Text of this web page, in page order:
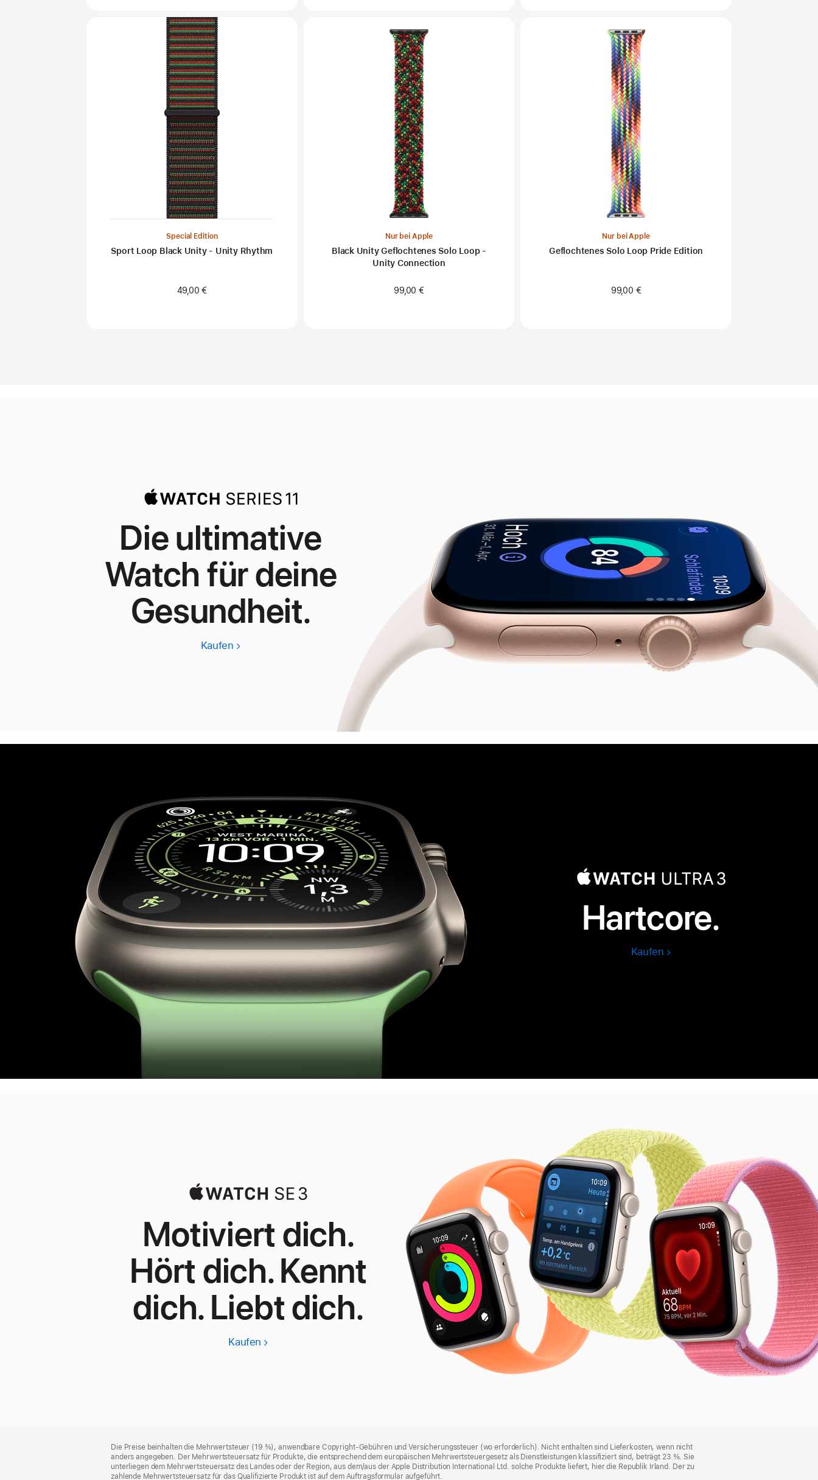
Special Edition
Sport Loop Black Unity - Unity Rhythm
49,00 €
Nur bei Apple
Black Unity Geflochtenes Solo Loop -
Unity Connection
99,00 €
Nur bei Apple
Geflochtenes Solo Loop Pride Edition
99,00 €
Die ultimative
Watch für deine
Gesundheit.
Kaufen Apple
Hartcore.
Kaufen Apple
Motiviert dich.
Hört dich. Kennt
dich. Liebt dich.
Kaufen Apple
Die Preise beinhalten die Mehrwertsteuer (19 %), anwendbare Copyright-Gebühren und Versicherungssteuer (wo erforderlich). Nicht enthalten sind Lieferkosten, wenn nicht
anders angegeben. Der Mehrwertsteuersatz für Produkte, die entsprechend dem europäischen Mehrwertsteuergesetz als Dienstleistungen klassifiziert sind, beträgt 23 %. Sie
unterliegen dem Mehrwertsteuersatz des Landes oder der Region, aus dem/aus der Apple Distribution International Ltd. solche Produkte liefert, hier die Republik Irland. Der zu
zahlende Mehrwertsteuersatz für das Qualifizierte Produkt ist auf dem Auftragsformular aufgeführt.